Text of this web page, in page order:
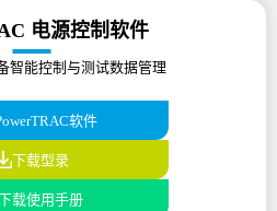
电源控制软件
智能控制与测试数据管理
软件
下载型录
载使用手册